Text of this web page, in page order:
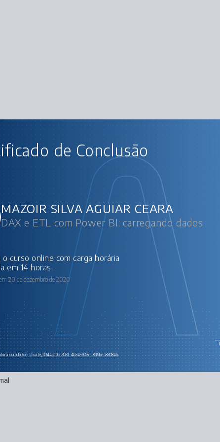
de Conclusão
MAZOIR SILVA AGUIAR CEARA
DAX e ETL com Power BI: carregando dados
em 14 horas.
20 de dezembro de 2020
certificate/3644c10c-363f-4b34-93ee-8d9bec83084b
DAX e ETL com Power BI: